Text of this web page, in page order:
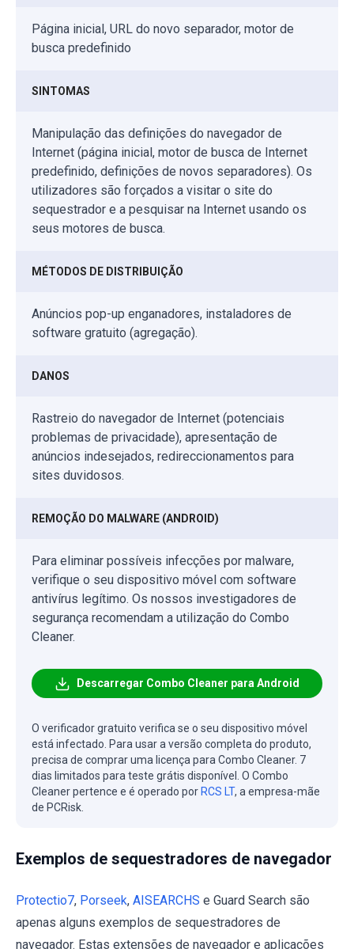
Página inicial, URL do novo separador, motor de
busca predefinido
SINTOMAS
Manipulação das definições do navegador de
Internet (página inicial, motor de busca de Internet
predefinido, definições de novos separadores). Os
utilizadores são forçados a visitar o site do
sequestrador e a pesquisar na Internet usando os
seus motores de busca.
MÉTODOS DE DISTRIBUIÇÃO
Anúncios pop-up enganadores, instaladores de
software gratuito (agregação).
DANOS
Rastreio do navegador de Internet (potenciais
problemas de privacidade), apresentação de
anúncios indesejados, redireccionamentos para
sites duvidosos.
REMOÇÃO DO MALWARE (ANDROID)
Para eliminar possíveis infecções por malware,
verifique o seu dispositivo móvel com software
antivírus legítimo. Os nossos investigadores de
segurança recomendam a utilização do Combo
Cleaner.
Descarregar Combo Cleaner para Android
O verificador gratuito verifica se o seu dispositivo móvel
está infectado. Para usar a versão completa do produto,
precisa de comprar uma licença para Combo Cleaner. 7
dias limitados para teste grátis disponível. O Combo
Cleaner pertence e é operado por RCS LT, a empresa-mãe
de PCRisk.
Exemplos de sequestradores de navegador
Protectio7, Porseek, AISEARCHS e Guard Search são
apenas alguns exemplos de sequestradores de
navegador. Estas extensões de navegador e aplicações